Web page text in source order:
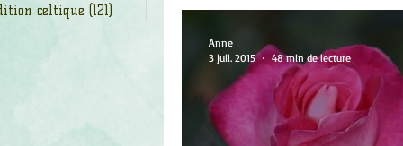
celtique (121)
Anne
3 juil. 2015
48 min de lecture